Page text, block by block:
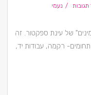
נעמי
של עינת ספקטור. זה
רקמה, עבודות יד,